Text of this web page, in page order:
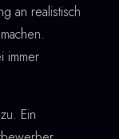
an realistisch
immer
Ein